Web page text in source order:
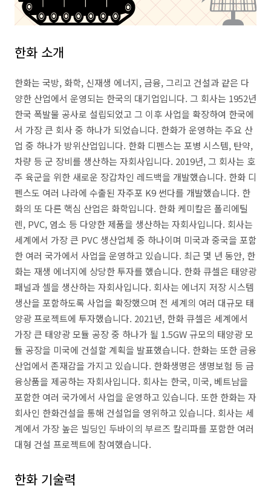
한화 소개
한화는 국방, 화학, 신재생 에너지, 금융, 그리고 건설과 같은 다
양한 산업에서 운영되는 한국의 대기업입니다. 그 회사는 1952년
한국 폭발물 공사로 설립되었고 그 이후 사업을 확장하여 한국에
서 가장 큰 회사 중 하나가 되었습니다. 한화가 운영하는 주요 산
업 중 하나가 방위산업입니다. 한화 디펜스는 포병 시스템, 탄약,
차량 등 군 장비를 생산하는 자회사입니다. 2019년, 그 회사는 호
주 육군을 위한 새로운 장갑차인 레드백을 개발했습니다. 한화 디
펜스도 여러 나라에 수출된 자주포 K9 썬다를 개발했습니다. 한
화의 또 다른 핵심 산업은 화학입니다. 한화 케미칼은 폴리에틸
렌, PVC, 염소 등 다양한 제품을 생산하는 자회사입니다. 회사는
세계에서 가장 큰 PVC 생산업체 중 하나이며 미국과 중국을 포함
한 여러 국가에서 사업을 운영하고 있습니다. 최근 몇 년 동안, 한
화는 재생 에너지에 상당한 투자를 했습니다. 한화 큐셀은 태양광
패널과 셀을 생산하는 자회사입니다. 회사는 에너지 저장 시스템
생산을 포함하도록 사업을 확장했으며 전 세계의 여러 대규모 태
양광 프로젝트에 투자했습니다. 2021년, 한화 큐셀은 세계에서
가장 큰 태양광 모듈 공장 중 하나가 될 1.5GW 규모의 태양광 모
듈 공장을 미국에 건설할 계획을 발표했습니다. 한화는 또한 금융
산업에서 존재감을 가지고 있습니다. 한화생명은 생명보험 등 금
융상품을 제공하는 자회사입니다. 회사는 한국, 미국, 베트남을
포함한 여러 국가에서 사업을 운영하고 있습니다. 또한 한화는 자
회사인 한화건설을 통해 건설업을 영위하고 있습니다. 회사는 세
계에서 가장 높은 빌딩인 두바이의 부르즈 칼리파를 포함한 여러
대형 건설 프로젝트에 참여했습니다.
한화 기술력